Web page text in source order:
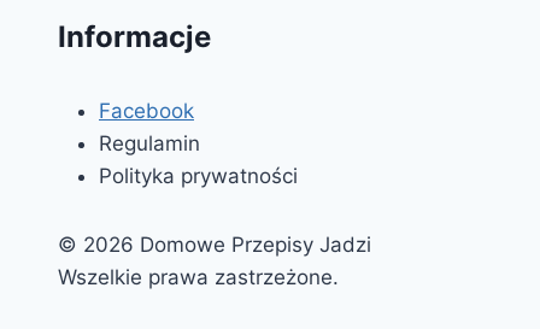
Informacje
Facebook
Regulamin
Polityka prywatności
© 2026 Domowe Przepisy Jadzi
Wszelkie prawa zastrzeżone.